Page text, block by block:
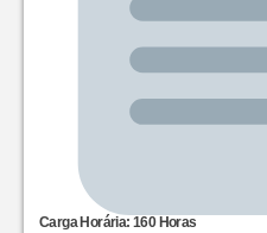
Carga Horária: 160 Horas